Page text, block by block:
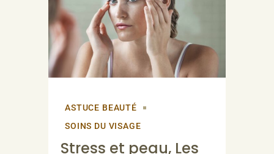
ASTUCE BEAUTÉ
SOINS DU VISAGE
Stress et peau, Les